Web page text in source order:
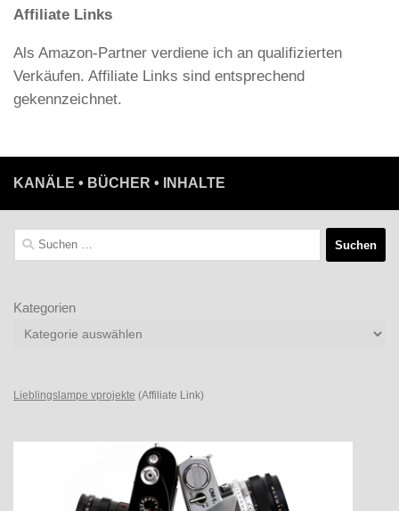
Affiliate Links
Als Amazon-Partner verdiene ich an qualifizierten
Verkäufen. Affiliate Links sind entsprechend
gekennzeichnet.
KANÄLE • BÜCHER • INHALTE
Suchen
nach:
Kategorien
Lieblingslampe vprojekte (Affiliate Link)